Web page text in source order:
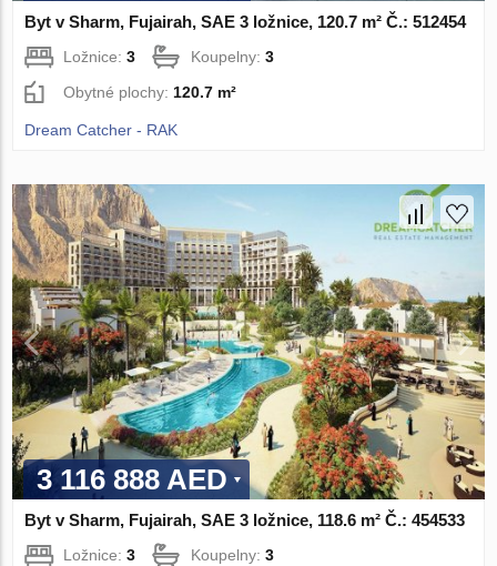
Byt v Sharm, Fujairah, SAE 3 ložnice, 120.7 m² Č.: 512454
Ložnice:3 Koupelny:3
Obytné plochy:120.7 m²
Dream Catcher - RAK
3 116 888 AED
Byt v Sharm, Fujairah, SAE 3 ložnice, 118.6 m² Č.: 454533
Ložnice:3 Koupelny:3